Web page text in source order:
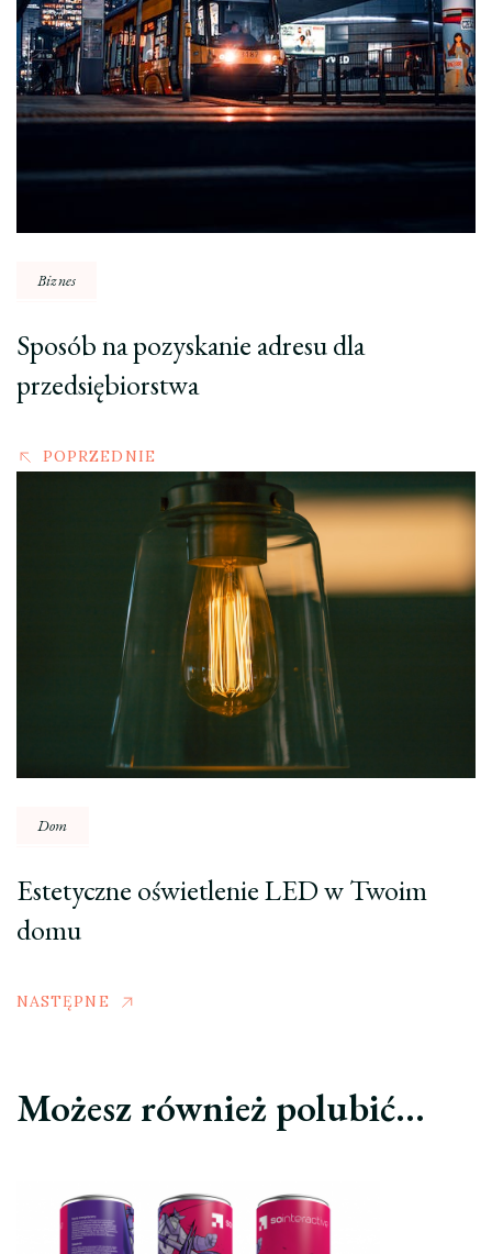
Biznes
Sposób na pozyskanie adresu dla
przedsiębiorstwa
POPRZEDNIE
Dom
Estetyczne oświetlenie LED w Twoim
domu
NASTĘPNE
Możesz również polubić…